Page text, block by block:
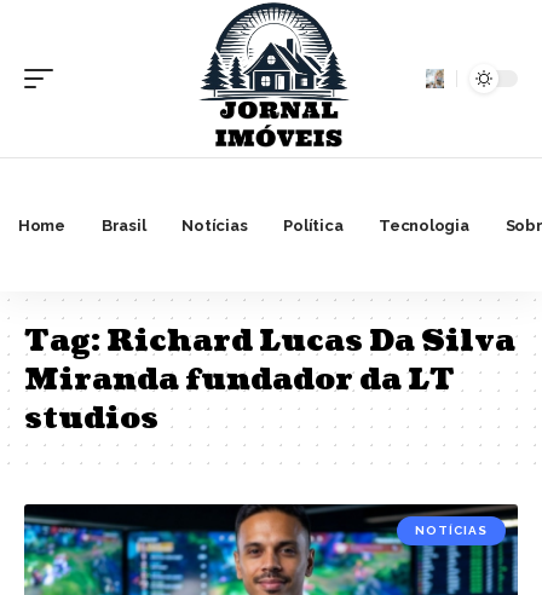
Home Brasil Notícias Política Tecnologia
Tag:Richard Lucas Da Silva
Miranda fundador da LT
studios
NOTÍCIAS